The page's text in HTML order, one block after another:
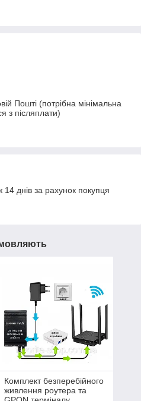
Пошті (потрібна мінімальна
з післяплати)
днів за рахунок покупця
Комплект безперебійного
живлення роутера та